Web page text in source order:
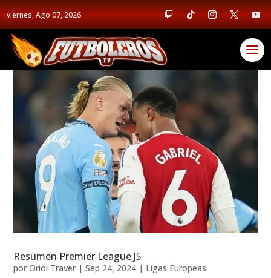
viernes, Ago 07, 2026
Resumen Premier League J5
porOriol Traver |Sep 24, 2024 | Ligas Europeas